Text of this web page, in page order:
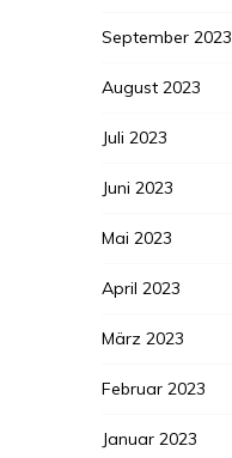
September 2023
August 2023
Juli 2023
Juni 2023
Mai 2023
April 2023
März 2023
Februar 2023
Januar 2023